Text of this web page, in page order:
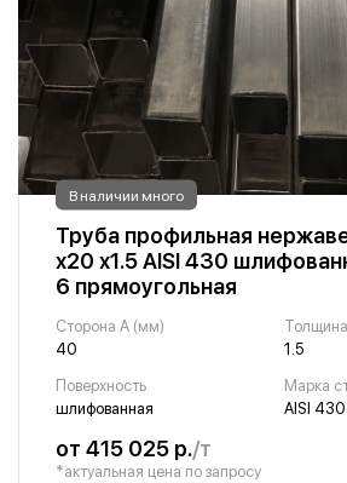
В наличии много
Труба профильная
х20 х1.5 AISI 430
6 прямоугольная
Сторона A (мм)
40
1.5
Поверхность
шлифованная
Марка
AISI 430
от 415 025 р./т
*актуальная цена по запросу